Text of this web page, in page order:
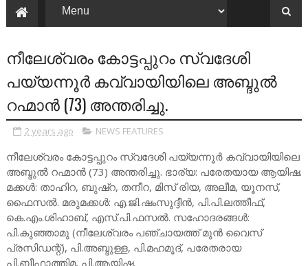
നീലേശ്വരം കോട്ടപ്പുറം സ്വദേശി
പയ്യന്നൂര്‍ കവ്വായിയിലെ അബ്ദുല്‍
റഹ്മാന്‍ (73) അന്തരിച്ചു.
2 years ago NEWS FEATURES
നീലേശ്വരം കോട്ടപ്പുറം സ്വദേശി പയ്യന്നൂര്‍ കവ്വായിയിലെ
അബ്ദുല്‍ റഹ്മാന്‍ (73) അന്തരിച്ചു. ഭാര്യ: പരേതയായ ആയിഷ.
മക്കള്‍: താഹിറ, ബുഷ്‌റ, തനീറ, മിസ്‌ രിയ, അലീമ, യൂനസ്‌,
ഫൈസല്‍. മരുമക്കള്‍: എ.ജി.ഷംസുദ്ദീന്‍, പി.പി.ലത്തീഫ്‌,
കെ.എം.ശിഹാബ്‌, എസ്‌.പി.ഫസല്‍. സഹോദരങ്ങള്‍:
പി.കുഞ്ഞാമു (നീലേശ്വരം പഞ്ചായത്ത്‌ മുന്‍ വൈസ്‌
പ്രസിഡന്റ്‌), പി.അബ്ദുള്ള, പി.മഹമൂദ്‌, പരേതരായ
പി.ബീഫാത്തിമ, പി.ആയിഷ.